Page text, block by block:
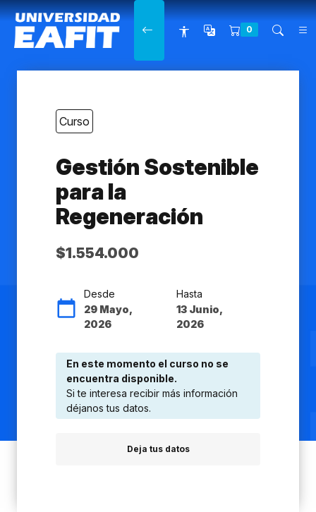
Main navigation
0
Curso
Gestión Sostenible
para la
Regeneración
$1.554.000
Desde
29 Mayo,
2026
Hasta
13 Junio,
2026
En este momento el curso no se
encuentra disponible.
Si te interesa recibir más información
déjanos tus datos.
Deja tus datos